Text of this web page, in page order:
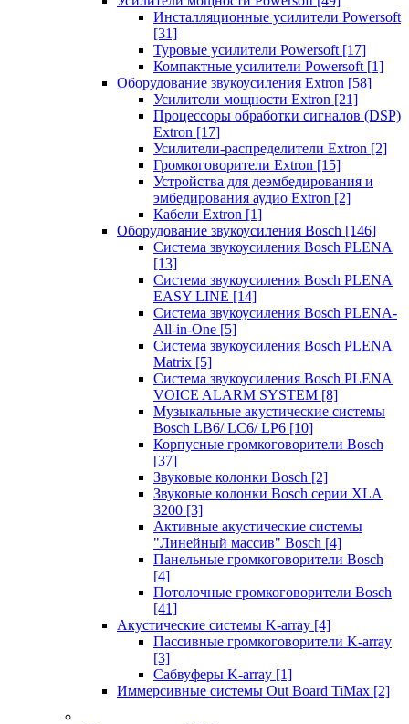
Инсталляционные усилители Powersoft
[31]
Туровые усилители Powersoft [17]
Компактные усилители Powersoft [1]
Оборудование звукоусиления Extron [58]
Усилители мощности Extron [21]
Процессоры обработки сигналов (DSP)
Extron [17]
Усилители-распределители Extron [2]
Громкоговорители Extron [15]
Устройства для деэмбедирования и
эмбедирования аудио Extron [2]
Кабели Extron [1]
Оборудование звукоусиления Bosch [146]
Система звукоусиления Bosch PLENA
[13]
Система звукоусиления Bosch PLENA
EASY LINE [14]
Система звукоусиления Bosch PLENA-
All-in-One [5]
Система звукоусиления Bosch PLENA
Matrix [5]
Система звукоусиления Bosch PLENA
VOICE ALARM SYSTEM [8]
Музыкальные акустические системы
Bosch LB6/ LC6/ LP6 [10]
Корпусные громкоговорители Bosch
[37]
Звуковые колонки Bosch [2]
Звуковые колонки Bosch серии XLA
3200 [3]
Активные акустические системы
"Линейный массив" Bosch [4]
Панельные громкоговорители Bosch
[4]
Потолочные громкоговорители Bosch
[41]
Акустические системы K-array [4]
Пассивные громкоговорители K-array
[3]
Сабвуферы K-array [1]
Иммерсивные системы Out Board TiMax [2]